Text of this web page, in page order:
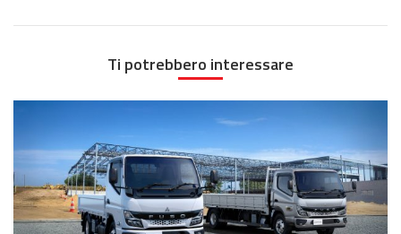
Ti potrebbero interessare